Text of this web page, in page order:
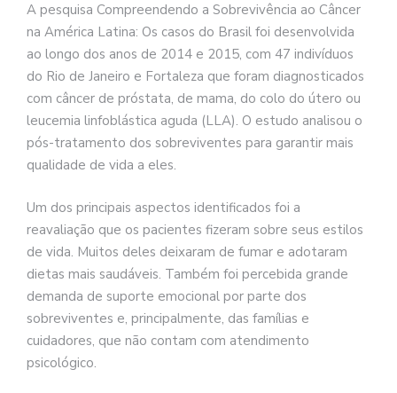
A pesquisa Compreendendo a Sobrevivência ao Câncer
na América Latina: Os casos do Brasil foi desenvolvida
ao longo dos anos de 2014 e 2015, com 47 indivíduos
do Rio de Janeiro e Fortaleza que foram diagnosticados
com câncer de próstata, de mama, do colo do útero ou
leucemia linfoblástica aguda (LLA). O estudo analisou o
pós-tratamento dos sobreviventes para garantir mais
qualidade de vida a eles.
Um dos principais aspectos identificados foi a
reavaliação que os pacientes fizeram sobre seus estilos
de vida. Muitos deles deixaram de fumar e adotaram
dietas mais saudáveis. Também foi percebida grande
demanda de suporte emocional por parte dos
sobreviventes e, principalmente, das famílias e
cuidadores, que não contam com atendimento
psicológico.